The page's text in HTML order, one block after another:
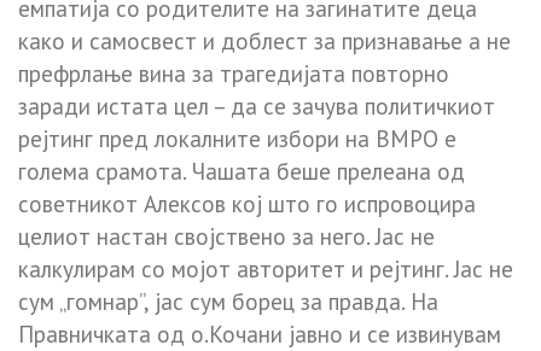
емпатија со родителите на загинатите деца
како и самосвест и доблест за признавање а не
префрлање вина за трагедијата повторно
заради истата цел – да се зачува политичкиот
рејтинг пред локалните избори на ВМРО е
голема срамота. Чашата беше прелеана од
советникот Алексов кој што го испровоцира
целиот настан својствено за него. Јас не
калкулирам со мојот авторитет и рејтинг. Јас не
сум „гомнар”, јас сум борец за правда. На
Правничката од о.Кочани јавно и се извинувам